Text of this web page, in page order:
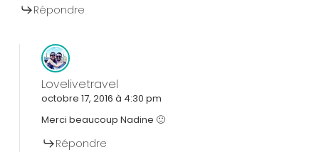
Répondre
Lovelivetravel
octobre 17, 2016 à 4:30 pm
Merci beaucoup Nadine 🙂
Répondre